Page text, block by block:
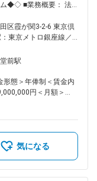
： 法務
NDA・コンサル業務
ルに関する契約書作成
護士相談対応 ◇法令情
、不競法、民法、会社
化・効率化のための業
ク等を用いた業務改善
む）、商業登記申
決裁手続管理、押印／
して、前例踏襲だけ
成果を実現するプロフ
区霞が関3-2-6 東京倶
東京メトロ銀座線／
更の範囲：会社の定め
前駅
形態＞年俸制＜賃金内
円＜月額＞
定手当を含めた表記で
気になる